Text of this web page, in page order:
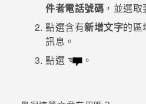
件者電話號碼 ，並選
點選含有新增文字的區
訊息。
點選
。